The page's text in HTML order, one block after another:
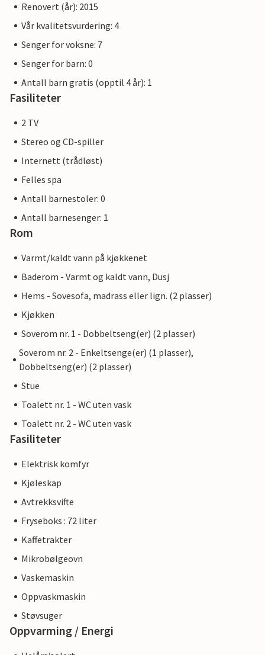
Renovert (år): 2015
Vår kvalitetsvurdering: 4
Senger for voksne: 7
Senger for barn: 0
Antall barn gratis (opptil 4 år): 1
Fasiliteter
2 TV
Stereo og CD-spiller
Internett (trådløst)
Felles spa
Antall barnestoler: 0
Antall barnesenger: 1
Rom
Varmt/kaldt vann på kjøkkenet
Baderom - Varmt og kaldt vann, Dusj
Hems - Sovesofa, madrass eller lign. (2 plasser)
Kjøkken
Soverom nr. 1 - Dobbeltseng(er) (2 plasser)
Soverom nr. 2 - Enkeltsenge(er) (1 plasser),
Dobbeltseng(er) (2 plasser)
Stue
Toalett nr. 1 - WC uten vask
Toalett nr. 2 - WC uten vask
Fasiliteter
Elektrisk komfyr
Kjøleskap
Avtrekksvifte
Fryseboks : 72 liter
Kaffetrakter
Mikrobølgeovn
Vaskemaskin
Oppvaskmaskin
Støvsuger
Oppvarming / Energi